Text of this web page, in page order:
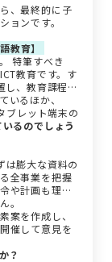
、最終的に子
ョンです。
教育】
特筆すべき
教育です。す
し、教育課程特
いるほか、
ブレット端末の
るのでしょう
は膨大な資料の
全事業を把握
や計画も理解
。
案を作成し、
催して意見を
？